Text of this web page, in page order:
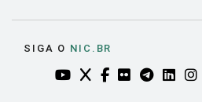
SIGA O NIC.BR
YOUTUBE DO NIC.BR
TWITTER DO
FACEBOOK DO
FLICKR DO